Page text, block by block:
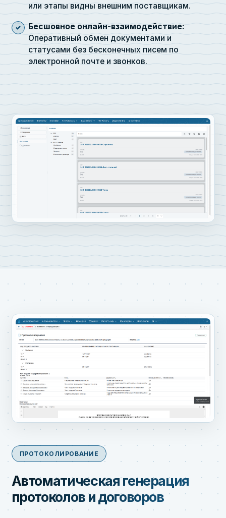
или этапы видны внешним поставщикам.
Бесшовное онлайн-взаимодействие:
Оперативный обмен документами и
статусами без бесконечных писем по
электронной почте и звонков.
ПРОТОКОЛИРОВАНИЕ
Автоматическая генерация
протоколов и договоров